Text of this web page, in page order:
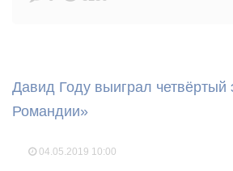
Давид Году выиграл четвёртый
Романдии»
04.05.2019 10:00